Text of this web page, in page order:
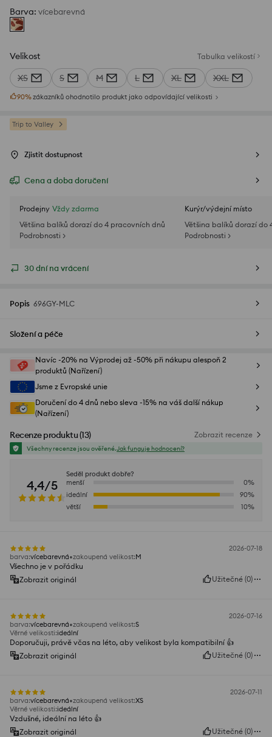
Barva: vícebarevná
Velikost Tabulka velikostí
XS S M L XL XXL
90%zákazníků ohodnotilo produkt jako odpovídající velikosti
Trip to Valley
Zjistit dostupnost
Cena a doba doručení
Prodejny Vždy zdarma
Většina balíků dorazí do 4 pracovních dnů
Podrobnosti >
Kurýr/výdejní místo
Většina balíků dorazí do
Podrobnosti >
30 dní na vrácení
Popis 696GY-MLC
Složení a péče
Navíc -20% na Výprodej až -50% při nákupu alespoň 2
produktů (Nařízení)
Jsme z Evropské unie
Doručení do 4 dnů nebo sleva -15% na váš další nákup
(Nařízení)
Recenze produktu(13) Zobrazit recenze
Všechny recenze jsou ověřené.Jak funguje hodnocení?
4,4/5
Seděl produkt dobře?
menší
0%
ideální
90%
větší
10%
2026-07-18
barva:vícebarevná zakoupená velikost:M
Všechno je v pořádku
Zobrazit originál
Užitečné (0)
2026-07-16
barva:vícebarevná zakoupená velikost:S
Věrné velikosti:ideální
Doporučuji, právě včas na léto, aby velikost byla kompatibilní 👍️
Zobrazit originál
Užitečné (0)
2026-07-11
barva:vícebarevná zakoupená velikost:XS
Věrné velikosti:ideální
Vzdušné, ideální na léto 👍️
Zobrazit originál
Užitečné (0)